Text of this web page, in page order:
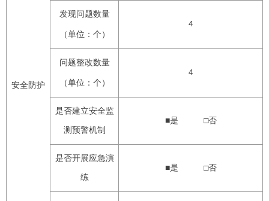
安全防护
发现问题数量
（单位：个）
4
问题整改数量
（单位：个）
4
是否建立安全监
测预警机制
■是 □否
是否开展应急演
练
■是 □否